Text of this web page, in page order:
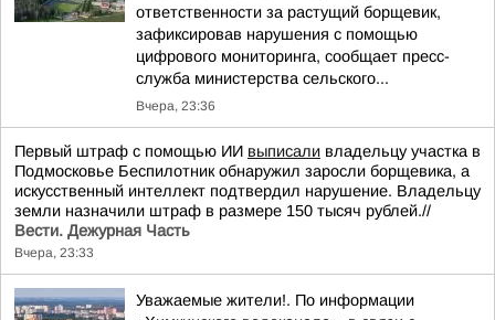
ответственности за растущий борщевик,
зафиксировав нарушения с помощью
цифрового мониторинга, сообщает пресс-
служба министерства сельского...
Вчера, 23:36
Первый штраф с помощью ИИ выписали владельцу участка в
Подмосковье Беспилотник обнаружил заросли борщевика, а
искусственный интеллект подтвердил нарушение. Владельцу
земли назначили штраф в размере 150 тысяч рублей.//
Вести. Дежурная Часть
Вчера, 23:33
Уважаемые жители!. По информации